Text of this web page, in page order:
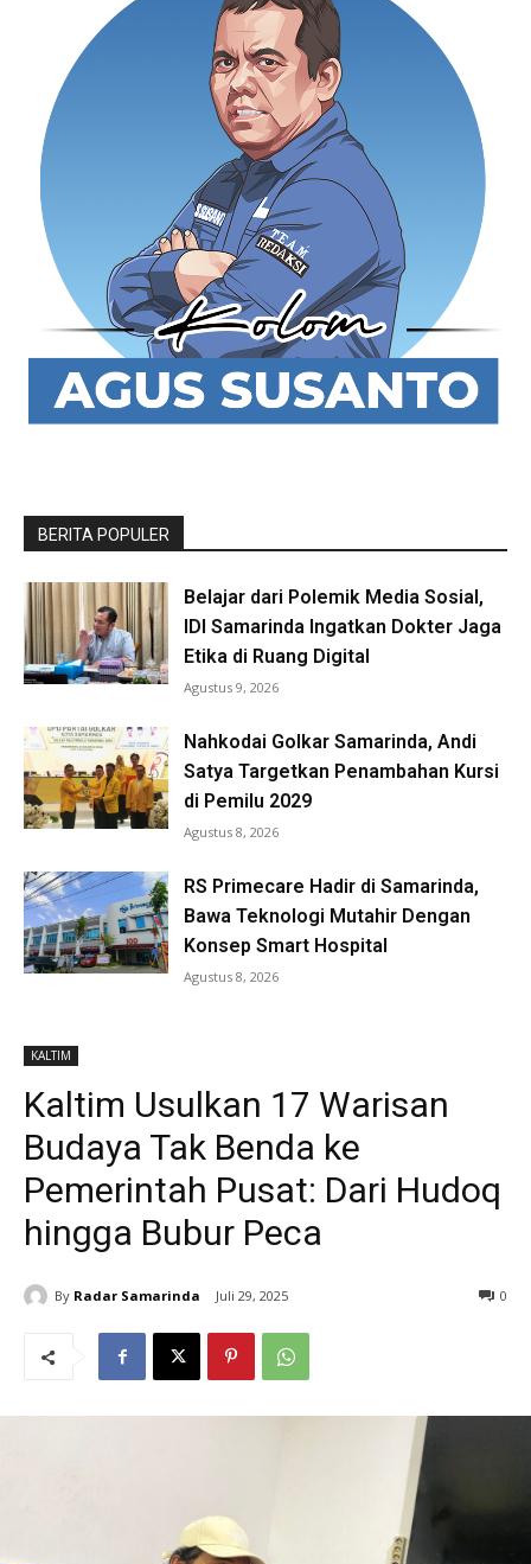
BERITA POPULER
Belajar dari Polemik Media Sosial,
IDI Samarinda Ingatkan Dokter Jaga
Etika di Ruang Digital
Agustus 9, 2026
Nahkodai Golkar Samarinda, Andi
Satya Targetkan Penambahan Kursi
di Pemilu 2029
Agustus 8, 2026
RS Primecare Hadir di Samarinda,
Bawa Teknologi Mutahir Dengan
Konsep Smart Hospital
Agustus 8, 2026